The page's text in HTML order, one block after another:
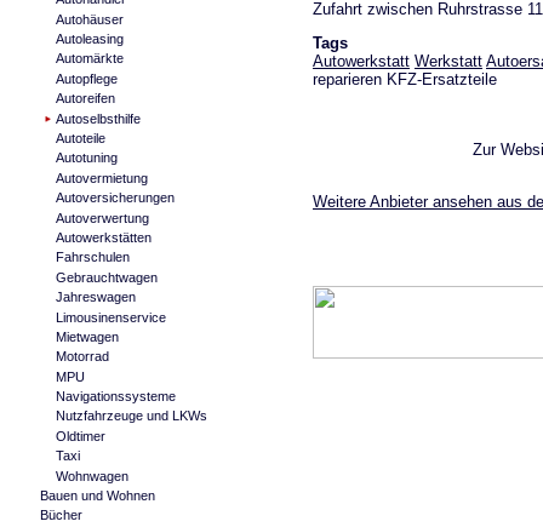
Autohäuser
Autoleasing
Automärkte
Autopflege
Autoreifen
Autoselbsthilfe
Autoteile
Autotuning
Autovermietung
Autoversicherungen
Autoverwertung
Autowerkstätten
Fahrschulen
Gebrauchtwagen
Jahreswagen
Limousinenservice
Mietwagen
Motorrad
MPU
Navigationssysteme
Nutzfahrzeuge und LKWs
Oldtimer
Taxi
Wohnwagen
Bauen und Wohnen
Bücher
Zufahrt zwischen Ruhrstrasse
Tags
Autowerkstatt Werkstatt
reparieren KFZ-Ersatzteile
Zur
Weitere Anbieter ansehen aus